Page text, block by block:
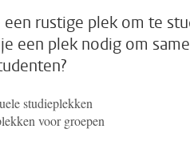
een rustige plek om te
een plek nodig om
studieplekken
voor groepen